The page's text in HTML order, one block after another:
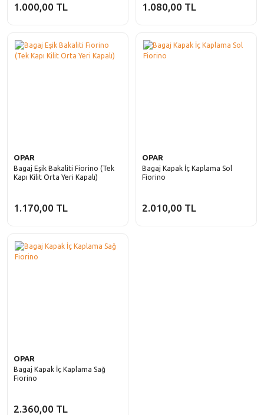
1.000,00 TL 1.080,00 TL
OPAR
Bagaj Eşik Bakaliti Fiorino (Tek
Kapı Kilit Orta Yeri Kapalı)
1.170,00 TL
OPAR
Bagaj Kapak İç Kaplama Sol
Fiorino
2.010,00 TL
OPAR
Bagaj Kapak İç Kaplama Sağ
Fiorino
2.360,00 TL